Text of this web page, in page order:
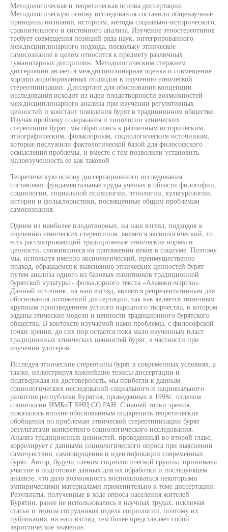
Методологическая и теоретическая основа диссертации.
Методологическую основу исследования составили общенаучные
принципы познания, историзм, методы социально-исторического,
сравнительного и системного анализа. Изучение этностереотипов
требует совмещения позиций ряда наук, интегрированного
междисциплинарного подхода, поскольку этническое
самосознание в целом относится к предмету различных
гуманитарных дисциплин. Методологическим стержнем
диссертации является междисциплинарная оценка и совмещение
хорошо апробированных подходов к изучению этнической
стереотипизации. Диссертант для обоснования концепции
исследования исходит из идеи плодотворности возможностей
междисциплинарного анализа при изучении регулятивных
ценностей и констант поведения бурят в традиционном обществе.
Изучая проблему содержания и типологии этнических
стереотипов бурят, мы обратились к различным историческим,
этнографическим, фольклорным, социологическим источникам,
которые послужили фактологической базой для философского
осмысления проблемы, и вместе с тем позволили установить
малоизученность ее как таковой
Теоретическую основу диссертационного исследования
составляют фундаментальные труды ученых в области философии,
социологии, социальной психологии, этнологии, культурологии,
истории и фольклористики, посвященные общим проблемам
самосознания.
Одним из наиболее плодотворных, на наш взгляд, подходов к
изучению этнических стереотипов, является аксиологический, то
есть рассматривающий традиционные этнические нормы и
ценности, сложившиеся на протяжении веков в социуме. Поэтому
мы, используя именно аксиологический, преимущественно
подход, обращаемся к выяснению этнических ценностей бурят
путем анализа одного из базовых памятников традиционной
бурятской культуры - фольклорного текста «Аламжи-мэргэн».
Данный источник, на наш взгляд, является репрезентативным для
обоснования положений диссертации, так как является типичным
крупным произведением устного народного творчества, в котором
заданы этические модели и ценности традиционного бурятского
общества. В контексте изучаемой нами проблемы, с философской
точки зрения, до сих пор остается пока мало изученным пласт
традиционных этнических ценностей бурят, в частности при
изучении улигеров.
Исследуя этнические стереотипы бурят в современных условиях, а
также, иллюстрируя важнейшие тезисы диссертации и
подтверждая их достоверность, мы прибегли к данным
социологических исследований социального и национального
развития республики Бурятия, проведенных в 1998г. отделом
социологии ИМБиТ БНЦ СО РАН. С нашей точки зрения,
показалось вполне обоснованным подкрепить теоретические
обобщения по проблемам этнической стереотипизации бурят
результатами конкретного социологического исследования.
Анализ традиционных ценностей, проведенный во второй главе,
коррелирует с данными социологического опроса при выяснении
самочувствия, самоощущения и идентификации современных
бурят. Автор, будучи членом социологической группы, принимала
участие в подготовке данных для их обработки и последующем
анализе, что дало возможность воспользоваться некоторыми
эмпирическими материалами применительно к теме диссертации.
Результаты, полученные в ходе опроса населения жителей
Бурятии, ранее не использовались в научных трудах, исключая
статьи и тезисы сотрудников отдела социологии, поэтому их
публикация, на наш взгляд, тем более представляет собой
эвристическое значение.